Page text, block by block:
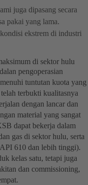
juga dipasang secara
pakai yang lama.
ekstrem di industri
di sektor hulu
pengoperasian
tuntutan kuota yang
terbukti kualitasnya
dengan lancar dan
material yang sangat
dapat bekerja dalam
gas di sektor hulu, serta
610 dan lebih tinggi).
kelas satu, tetapi juga
dan commissioning,